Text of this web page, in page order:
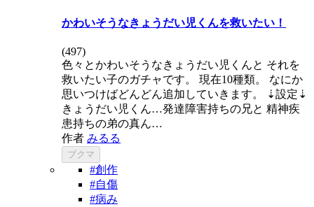
かわいそうなきょうだい児くんを救いたい！
(497)
色々とかわいそうなきょうだい児くんと それを
救いたい子のガチャです。 現在10種類。 なにか
思いつけばどんどん追加していきます。 ⇣設定⇣
きょうだい児くん…発達障害持ちの兄と 精神疾
患持ちの弟の真ん…
作者 みるる
ブクマ
#創作
#自傷
#病み